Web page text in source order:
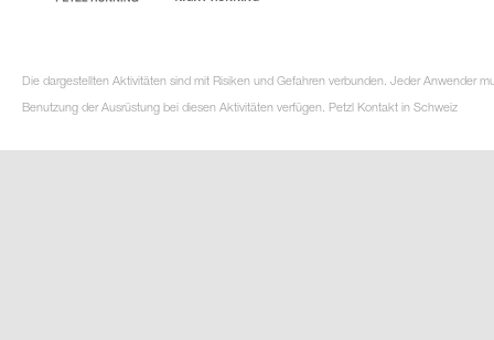
Die dargestellten Aktivitäten sind mit Risiken und Gefahren verbunden. Jeder Anwender
Benutzung der Ausrüstung bei diesen Aktivitäten verfügen. Petzl Kontakt in Schweiz